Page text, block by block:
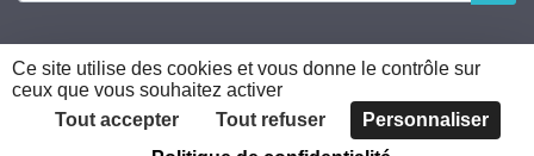
Plateforme développée en France par
Ce site utilise des cookies et vous donne le contrôle sur
ceux que vous souhaitez activer
Tout accepter
Tout refuser
Personnaliser